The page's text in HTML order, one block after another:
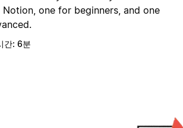
Notion, one for beginners, and one
간: 6분